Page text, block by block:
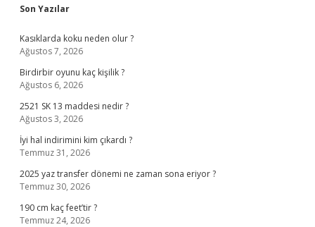
Sidebar
Son Yazılar
Kasıklarda koku neden olur ?
Ağustos 7, 2026
Birdirbir oyunu kaç kişilik ?
Ağustos 6, 2026
2521 SK 13 maddesi nedir ?
Ağustos 3, 2026
İyi hal indirimini kim çıkardı ?
Temmuz 31, 2026
2025 yaz transfer dönemi ne zaman sona eriyor ?
Temmuz 30, 2026
190 cm kaç feet’tir ?
Temmuz 24, 2026